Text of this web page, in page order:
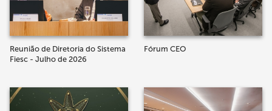
Reunião de Diretoria do Sistema
Fiesc - Julho de 2026
Fórum CEO